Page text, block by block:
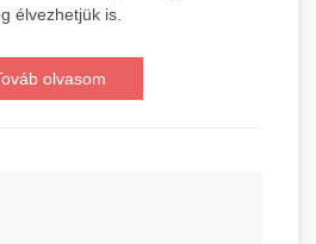
élvezhetjük is.
olvasom